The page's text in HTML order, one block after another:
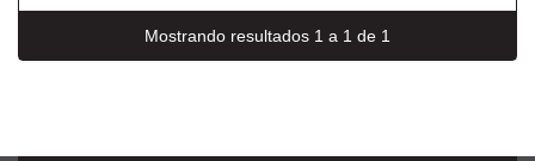
Mostrando resultados 1 a 1 de 1